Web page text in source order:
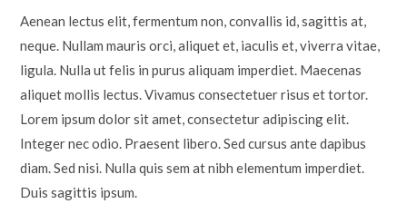
Aenean lectus elit, fermentum non, convallis id, sagittis at,
neque. Nullam mauris orci, aliquet et, iaculis et, viverra vitae,
ligula. Nulla ut felis in purus aliquam imperdiet. Maecenas
aliquet mollis lectus. Vivamus consectetuer risus et tortor.
Lorem ipsum dolor sit amet, consectetur adipiscing elit.
Integer nec odio. Praesent libero. Sed cursus ante dapibus
diam. Sed nisi. Nulla quis sem at nibh elementum imperdiet.
Duis sagittis ipsum.